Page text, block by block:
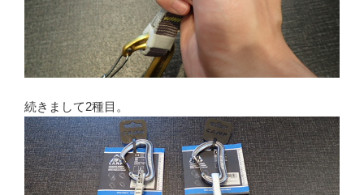
続きまして2種目。